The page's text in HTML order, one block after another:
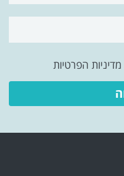
מדיניות הפרטיות